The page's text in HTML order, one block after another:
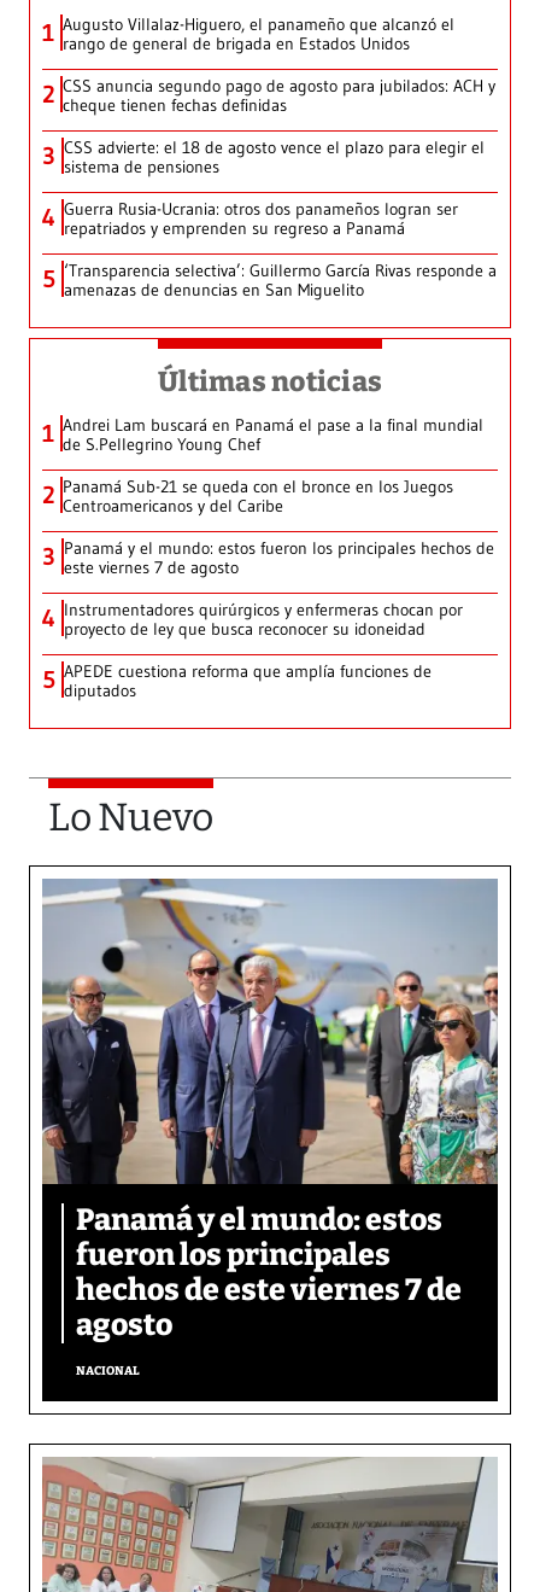
1 Augusto Villalaz-Higuero, el panameño que alcanzó el
rango de general de brigada en Estados Unidos
2 CSS anuncia segundo pago de agosto para jubilados: ACH y
cheque tienen fechas definidas
3 CSS advierte: el 18 de agosto vence el plazo para elegir el
sistema de pensiones
4 Guerra Rusia-Ucrania: otros dos panameños logran ser
repatriados y emprenden su regreso a Panamá
5 ‘Transparencia selectiva’: Guillermo García Rivas responde a
amenazas de denuncias en San Miguelito
Últimas noticias
1 Andrei Lam buscará en Panamá el pase a la final mundial
de S.Pellegrino Young Chef
2 Panamá Sub-21 se queda con el bronce en los Juegos
Centroamericanos y del Caribe
3 Panamá y el mundo: estos fueron los principales hechos de
este viernes 7 de agosto
4 Instrumentadores quirúrgicos y enfermeras chocan por
proyecto de ley que busca reconocer su idoneidad
5 APEDE cuestiona reforma que amplía funciones de
diputados
Lo Nuevo
Panamá y el mundo: estos
fueron los principales
hechos de este viernes 7 de
agosto
NACIONAL